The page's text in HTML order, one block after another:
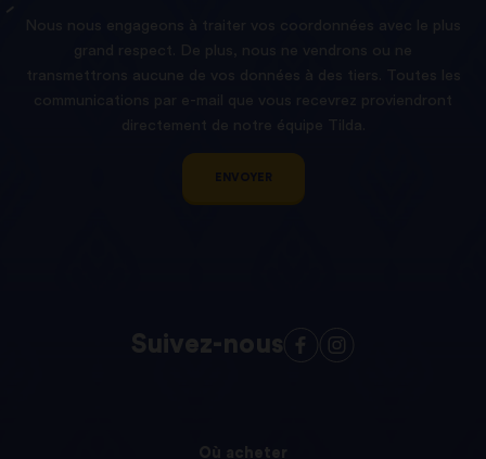
Nous nous engageons à traiter vos coordonnées avec le plus
grand respect. De plus, nous ne vendrons ou ne
transmettrons aucune de vos données à des tiers. Toutes les
communications par e-mail que vous recevrez proviendront
directement de notre équipe Tilda.
ENVOYER
Suivez-nous
Où acheter